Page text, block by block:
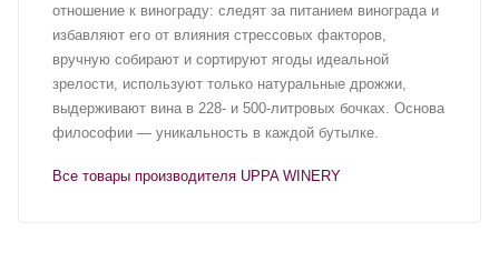
отношение к винограду: следят за питанием винограда и
избавляют его от влияния стрессовых факторов,
вручную собирают и сортируют ягоды идеальной
зрелости, используют только натуральные дрожжи,
выдерживают вина в 228- и 500-литровых бочках. Основа
философии — уникальность в каждой бутылке.
Все товары производителя UPPA WINERY